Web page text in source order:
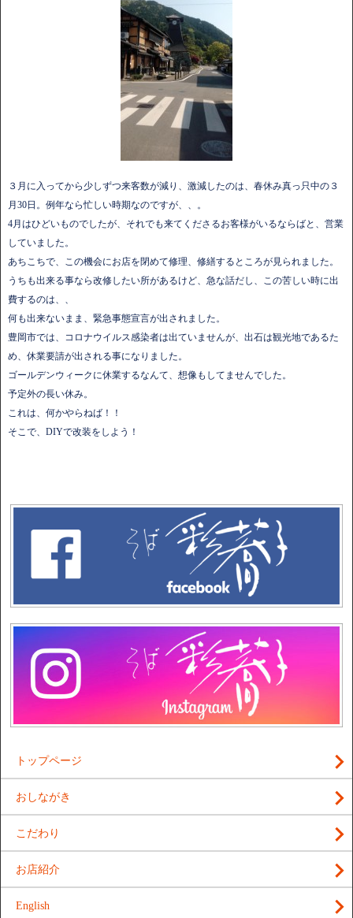
３月に入ってから少しずつ来客数が減り、激減したのは、春休み真っ只中の３
月30日。例年なら忙しい時期なのですが、、。
4月はひどいものでしたが、それでも来てくださるお客様がいるならばと、営業
していました。
あちこちで、この機会にお店を閉めて修理、修繕するところが見られました。
うちも出来る事なら改修したい所があるけど、急な話だし、この苦しい時に出
費するのは、、
何も出来ないまま、緊急事態宣言が出されました。
豊岡市では、コロナウイルス感染者は出ていませんが、出石は観光地であるた
め、休業要請が出される事になりました。
ゴールデンウィークに休業するなんて、想像もしてませんでした。
予定外の長い休み。
これは、何かやらねば！！
そこで、DIYで改装をしよう！
トップページ
おしながき
こだわり
お店紹介
English